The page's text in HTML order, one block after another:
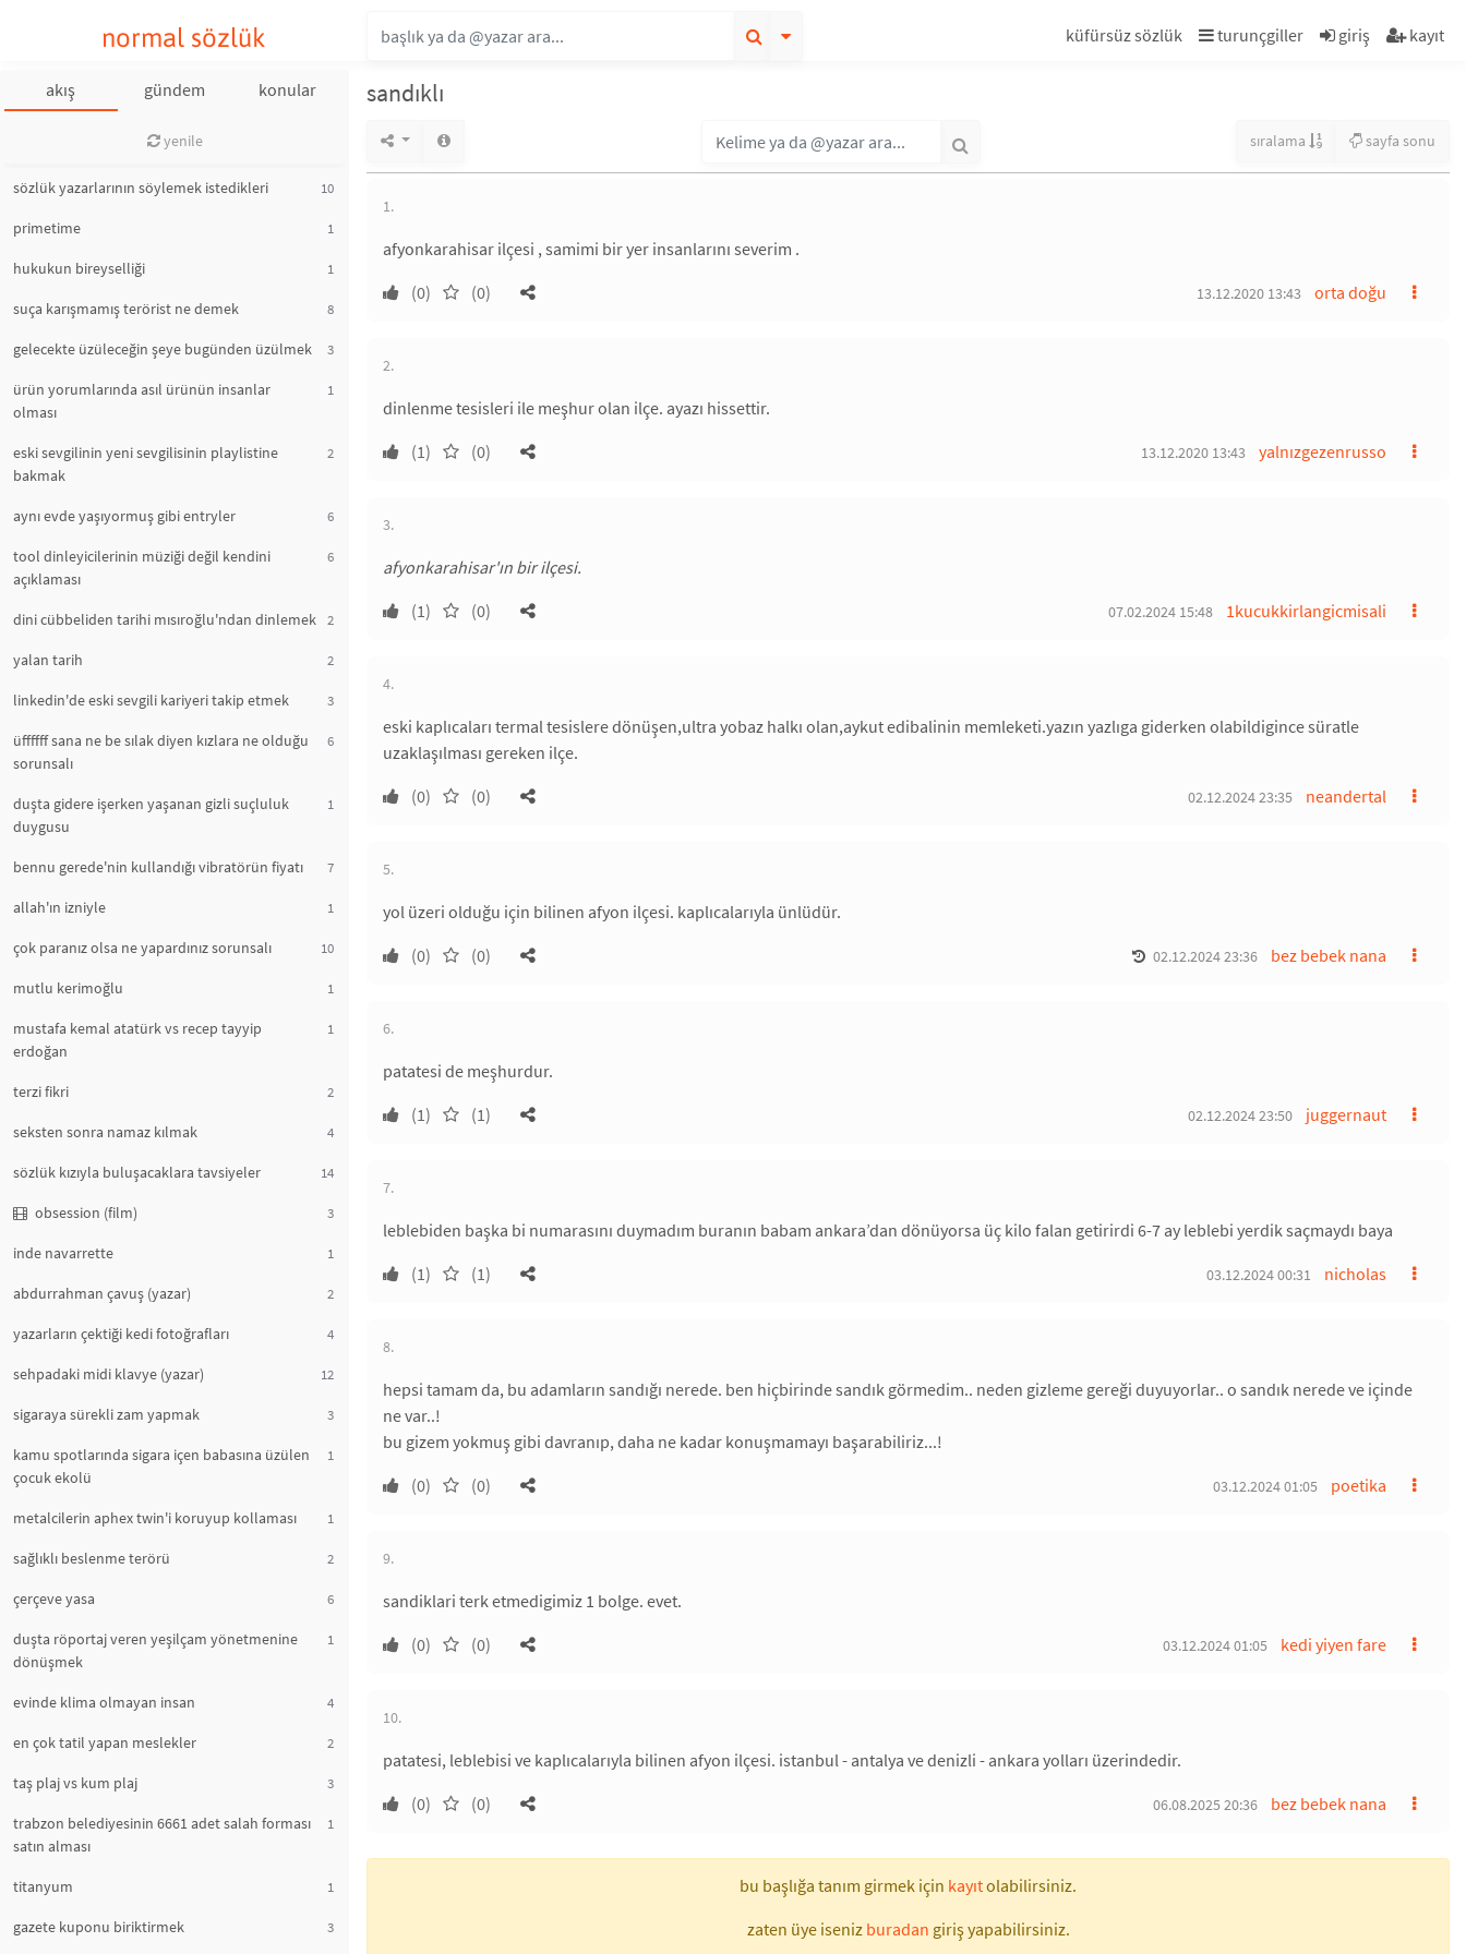
normal sözlük küfürsüz sözlük turunçgiller giriş kayıt
akış gündem konular
yenile
sözlük yazarlarının söylemek istedikleri 10
primetime 1
hukukun bireyselliği 1
suça karışmamış terörist ne demek 8
gelecekte üzüleceğin şeye bugünden üzülmek 3
ürün yorumlarında asıl ürünün insanlar
olması
1
eski sevgilinin yeni sevgilisinin playlistine
bakmak
2
aynı evde yaşıyormuş gibi entryler 6
tool dinleyicilerinin müziği değil kendini
açıklaması
6
dini cübbeliden tarihi mısıroğlu'ndan dinlemek 2
yalan tarih 2
linkedin'de eski sevgili kariyeri takip etmek 3
üffffff sana ne be sılak diyen kızlara ne olduğu
sorunsalı
6
duşta gidere işerken yaşanan gizli suçluluk
duygusu
1
bennu gerede'nin kullandığı vibratörün fiyatı 7
allah'ın izniyle 1
çok paranız olsa ne yapardınız sorunsalı 10
mutlu kerimoğlu 1
mustafa kemal atatürk vs recep tayyip
erdoğan
1
terzi fikri 2
seksten sonra namaz kılmak 4
sözlük kızıyla buluşacaklara tavsiyeler 14
obsession (film) 3
inde navarrette 1
abdurrahman çavuş (yazar) 2
yazarların çektiği kedi fotoğrafları 4
sehpadaki midi klavye (yazar) 12
sigaraya sürekli zam yapmak 3
kamu spotlarında sigara içen babasına üzülen
çocuk ekolü
1
metalcilerin aphex twin'i koruyup kollaması 1
sağlıklı beslenme terörü 2
çerçeve yasa 6
duşta röportaj veren yeşilçam yönetmenine
dönüşmek
1
evinde klima olmayan insan 4
en çok tatil yapan meslekler 2
taş plaj vs kum plaj 3
trabzon belediyesinin 6661 adet salah forması
satın alması
1
titanyum 1
gazete kuponu biriktirmek 3
sandıklı
sıralama sayfa sonu
1.
afyonkarahisar ilçesi , samimi bir yer insanlarını severim .
(0)
(0) orta doğu
13.12.2020 13:43
2.
dinlenme tesisleri ile meşhur olan ilçe. ayazı hissettir.
(1)
(0) yalnızgezenrusso
13.12.2020 13:43
3.
afyonkarahisar'ın bir ilçesi.
(1)
(0) 1kucukkirlangicmisali
07.02.2024 15:48
4.
eski kaplıcaları termal tesislere dönüşen,ultra yobaz halkı olan,aykut edibalinin memleketi.yazın yazlıga giderken olabildigince süratle
uzaklaşılması gereken ilçe.
(0)
(0) neandertal
02.12.2024 23:35
5.
yol üzeri olduğu için bilinen afyon ilçesi. kaplıcalarıyla ünlüdür.
(0)
(0) bez bebek nana
02.12.2024 23:36
6.
patatesi de meşhurdur.
(1)
(1) juggernaut
02.12.2024 23:50
7.
leblebiden başka bi numarasını duymadım buranın babam ankara’dan dönüyorsa üç kilo falan getirirdi 6-7 ay leblebi yerdik saçmaydı baya
(1)
(1) nicholas
03.12.2024 00:31
8.
hepsi tamam da, bu adamların sandığı nerede. ben hiçbirinde sandık görmedim.. neden gizleme gereği duyuyorlar.. o sandık nerede ve içinde
ne var..!
bu gizem yokmuş gibi davranıp, daha ne kadar konuşmamayı başarabiliriz...!
(0)
(0) poetika
03.12.2024 01:05
9.
sandiklari terk etmedigimiz 1 bolge. evet.
(0)
(0) kedi yiyen fare
03.12.2024 01:05
10.
patatesi, leblebisi ve kaplıcalarıyla bilinen afyon ilçesi. istanbul - antalya ve denizli - ankara yolları üzerindedir.
(0)
(0) bez bebek nana
06.08.2025 20:36
bu başlığa tanım girmek için kayıtolabilirsiniz.
zaten üye iseniz buradan giriş yapabilirsiniz.